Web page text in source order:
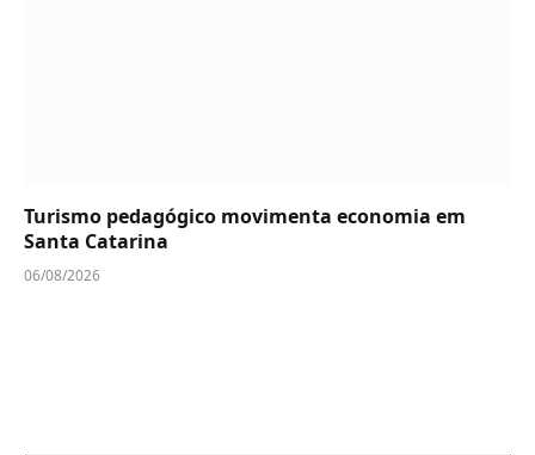
Turismo pedagógico movimenta economia em
Santa Catarina
06/08/2026